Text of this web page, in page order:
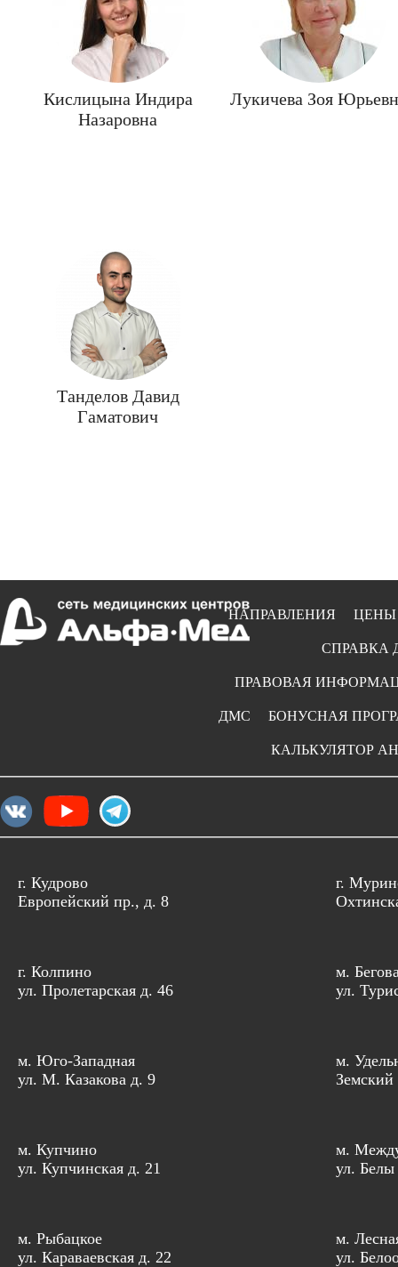
Кислицына Индира
Назаровна
Лукичева Зоя
Танделов Давид
Гаматович
ЦЕНЫ
НАПРАВЛЕНИЯ
СПРАВКА
ПРАВОВАЯ
БОНУСНАЯ
ДМС
КАЛЬКУЛЯТОР
г. Кудрово
Европейский пр., д. 8
г.
г. Колпино
ул. Пролетарская д. 46
м.
ул.
м. Юго-Западная
ул. М. Казакова д. 9
м.
Земский
м. Купчино
ул. Купчинская д. 21
м.
ул.
м. Рыбацкое
ул. Караваевская д. 22
м.
ул.